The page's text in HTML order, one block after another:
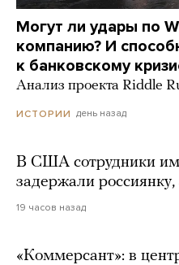
Могут ли удары по
компанию? И
к банковскому
Анализ проекта Riddle
ИСТОРИИ день назад
В США сотрудники
задержали
19 часов назад
«Коммерсант»: в